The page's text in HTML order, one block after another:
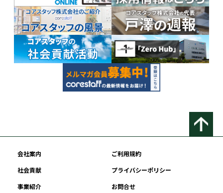
会社案内
ご利用規約
社会貢献
プライバシーポリシー
事業紹介
お問合せ